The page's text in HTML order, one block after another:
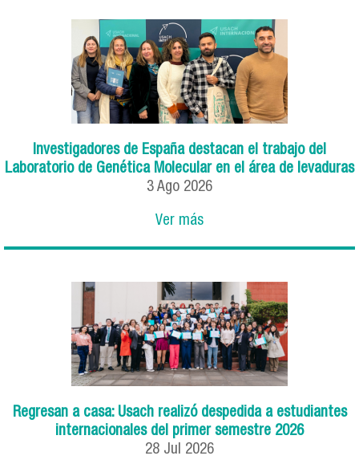
Investigadores de España destacan el trabajo del
Laboratorio de Genética Molecular en el área de levaduras
3 Ago 2026
Ver más
Regresan a casa: Usach realizó despedida a estudiantes
internacionales del primer semestre 2026
28 Jul 2026